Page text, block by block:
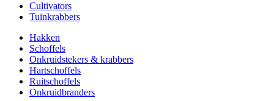
Cultivators
Tuinkrabbers
Hakken
Schoffels
Onkruidstekers & krabbers
Hartschoffels
Ruitschoffels
Onkruidbranders